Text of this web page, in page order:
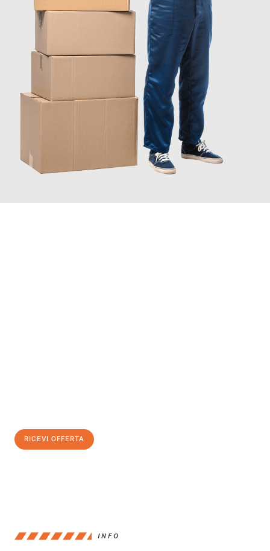
RICEVI OFFERTA
INFO